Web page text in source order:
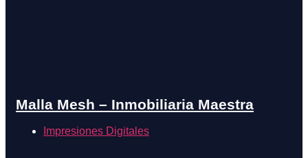
Malla Mesh – Inmobiliaria Maestra
Impresiones Digitales